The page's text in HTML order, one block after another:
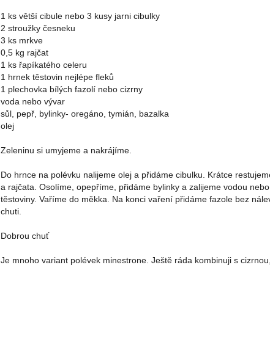
1 ks větší cibule nebo 3 kusy jarni cibulky
2 stroužky česneku
3 ks mrkve
0,5 kg rajčat
1 ks řapíkatého celeru
1 hrnek těstovin nejlépe fleků
1 plechovka bílých fazolí nebo cizrny
voda nebo vývar
sůl, pepř, bylinky- oregáno, tymián, bazalka
olej
Zeleninu si umyjeme a nakrájíme.
Do hrnce na polévku nalijeme olej a přidáme cibulku. Krátce
a rajčata. Osolíme, opepříme, přidáme bylinky a zalijeme vodou
těstoviny. Vaříme do měkka. Na konci vaření přidáme fazole bez
chuti.
Dobrou chuť
Je mnoho variant polévek minestrone. Ještě ráda kombinuji s